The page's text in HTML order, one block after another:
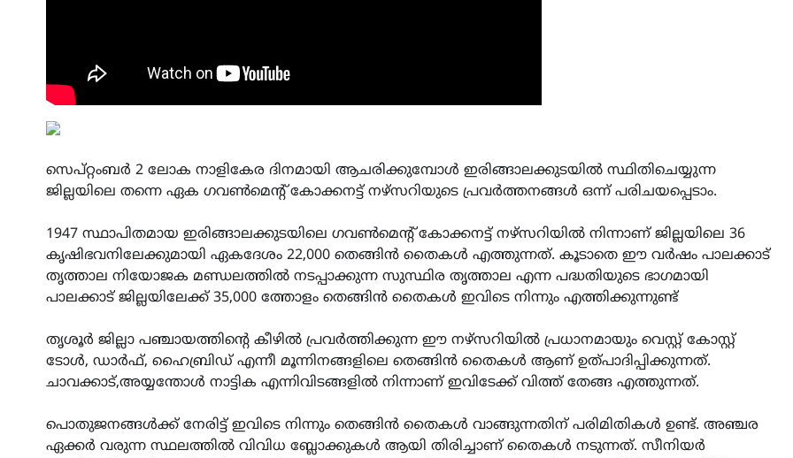
സെപ്റ്റംബർ 2 ലോക നാളികേര ദിനമായി ആചരിക്കുമ്പോൾ ഇരിങ്ങാലക്കുടയിൽ സ്ഥിതിചെയ്യുന്ന
ജില്ലയിലെ തന്നെ ഏക ഗവൺമെന്റ് കോക്കനട്ട് നഴ്സറിയുടെ പ്രവർത്തനങ്ങൾ ഒന്ന് പരിചയപ്പെടാം.
1947 സ്ഥാപിതമായ ഇരിങ്ങാലക്കുടയിലെ ഗവൺമെന്റ് കോക്കനട്ട് നഴ്സറിയിൽ നിന്നാണ് ജില്ലയിലെ 36
കൃഷിഭവനിലേക്കുമായി ഏകദേശം 22,000 തെങ്ങിൻ തൈകൾ എത്തുന്നത്. കൂടാതെ ഈ വർഷം പാലക്കാട്
തൃത്താല നിയോജക മണ്ഡലത്തിൽ നടപ്പാക്കുന്ന സുസ്ഥിര തൃത്താല എന്ന പദ്ധതിയുടെ ഭാഗമായി
പാലക്കാട് ജില്ലയിലേക്ക് 35,000 ത്തോളം തെങ്ങിൻ തൈകൾ ഇവിടെ നിന്നും എത്തിക്കുന്നുണ്ട്
തൃശൂർ ജില്ലാ പഞ്ചായത്തിന്റെ കീഴിൽ പ്രവർത്തിക്കുന്ന ഈ നഴ്സറിയിൽ പ്രധാനമായും വെസ്റ്റ് കോസ്റ്റ്
ടോൾ, ഡാർഫ്, ഹൈബ്രിഡ് എന്നീ മൂന്നിനങ്ങളിലെ തെങ്ങിൻ തൈകൾ ആണ് ഉത്പാദിപ്പിക്കുന്നത്.
ചാവക്കാട്,അയ്യന്തോൾ നാട്ടിക എന്നിവിടങ്ങളിൽ നിന്നാണ് ഇവിടേക്ക് വിത്ത് തേങ്ങ എത്തുന്നത്.
പൊതുജനങ്ങൾക്ക് നേരിട്ട് ഇവിടെ നിന്നും തെങ്ങിൻ തൈകൾ വാങ്ങുന്നതിന് പരിമിതികൾ ഉണ്ട്. അഞ്ചര
ഏക്കർ വരുന്ന സ്ഥലത്തിൽ വിവിധ ബ്ലോക്കുകൾ ആയി തിരിച്ചാണ് തൈകൾ നടുന്നത്. സീനിയർ